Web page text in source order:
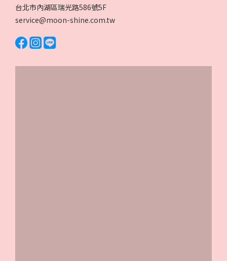
台北市內湖區瑞光路586號5F
service@moon-shine.com.tw